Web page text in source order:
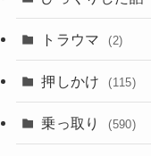
トラウマ (2)
押しかけ (115)
乗っ取り (590)